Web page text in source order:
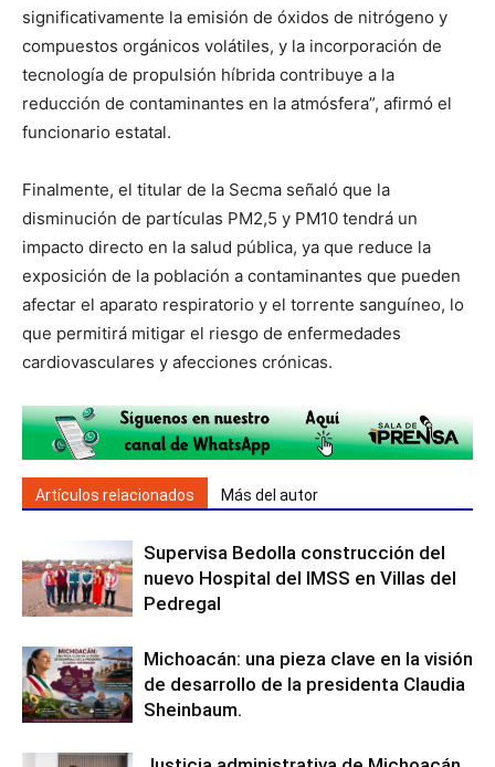
significativamente la emisión de óxidos de nitrógeno y
compuestos orgánicos volátiles, y la incorporación de
tecnología de propulsión híbrida contribuye a la
reducción de contaminantes en la atmósfera”, afirmó el
funcionario estatal.
Finalmente, el titular de la Secma señaló que la
disminución de partículas PM2,5 y PM10 tendrá un
impacto directo en la salud pública, ya que reduce la
exposición de la población a contaminantes que pueden
afectar el aparato respiratorio y el torrente sanguíneo, lo
que permitirá mitigar el riesgo de enfermedades
cardiovasculares y afecciones crónicas.
Artículos relacionados Más del autor
Supervisa Bedolla construcción del
nuevo Hospital del IMSS en Villas del
Pedregal
Michoacán: una pieza clave en la visión
de desarrollo de la presidenta Claudia
Sheinbaum.